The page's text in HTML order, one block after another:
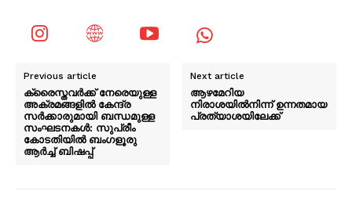
Previous article
ക്രൈസ്തവര്‍ക്ക് നേരെയുള്ള
അക്രമങ്ങളില്‍ കേന്ദ്ര
സർക്കാരുമായി ബന്ധമുള്ള
സംഘടനകള്‍: സുപ്രീം
കോടതിയില്‍ ബംഗളൂരു
ആർച്ച് ബിഷപ്പ്
Next article
ആഴമേറിയ
നിരാശയിൽനിന്ന് ഉന്നതമായ
പ്രത്യാശയിലേക്ക്